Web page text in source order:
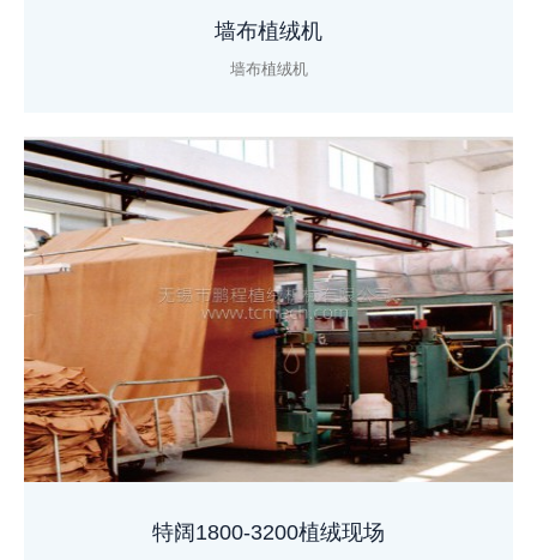
墙布植绒机
墙布植绒机
特阔1800-3200植绒现场